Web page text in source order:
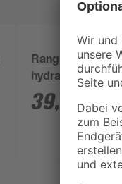
hydraulisch rot 2
39, €